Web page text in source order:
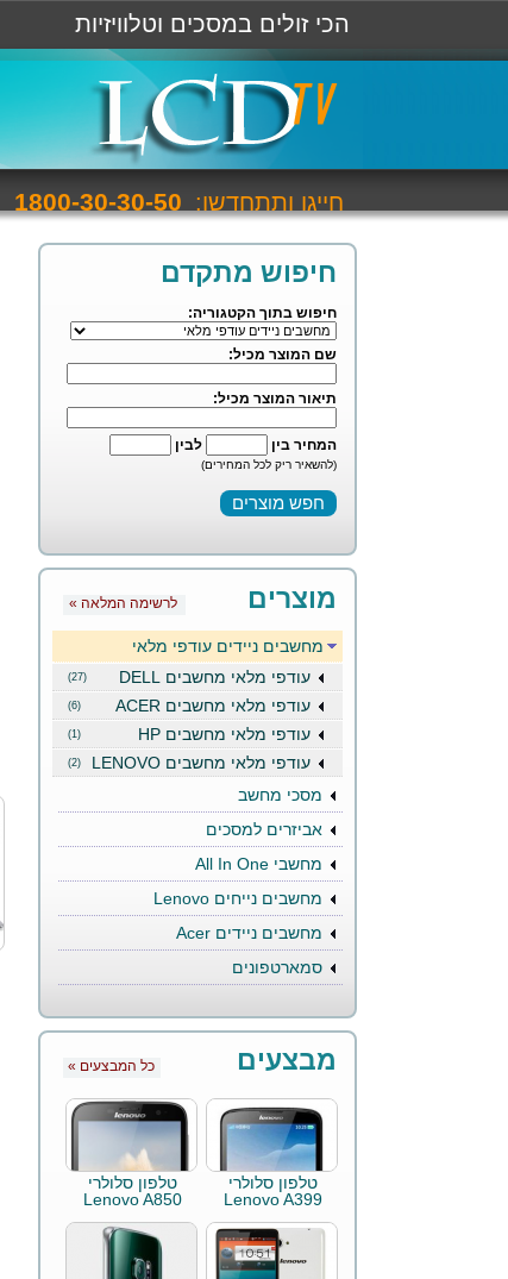
הכי זולים במסכים וטלוויזיות
חייגו ותתחדשו: 1800-30-30-50
חיפוש מתקדם
חיפוש בתוך הקטגוריה:
שם המוצר מכיל:
תיאור המוצר מכיל:
המחיר בין לבין
(להשאיר ריק לכל המחירים)
« לרשימה המלאה מוצרים
מחשבים ניידים עודפי מלאי
(27) עודפי מלאי מחשבים DELL
(6) עודפי מלאי מחשבים ACER
(1) עודפי מלאי מחשבים HP
(2)
עודפי מלאי מחשבים LENOVO
מסכי מחשב
אביזרים למסכים
מחשבי All In One
מחשבים נייחים Lenovo
מחשבים ניידים Acer
סמארטפונים
« כל המבצעים מבצעים
טלפון סלולרי
Lenovo A399
טלפון סלולרי
Lenovo A850